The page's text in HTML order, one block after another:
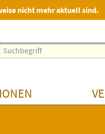
nicht mehr aktuell sind.